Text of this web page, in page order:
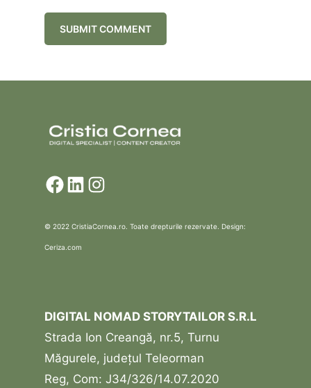
Facebook
LinkedIn
© 2022 CristiaCornea.ro. Toate drepturile rezervate. Design:
Ceriza.com
DIGITAL NOMAD STORYTAILOR S.R.L
Strada Ion Creangă, nr.5, Turnu
Măgurele, județul Teleorman
Reg, Com: J34/326/14.07.2020